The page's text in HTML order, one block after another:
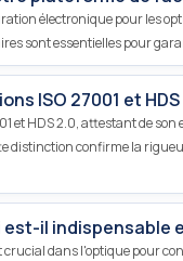
électronique pour les
sont essentielles pour
ISO 27001 et HDS
et HDS 2.0, attestant de
distinction confirme la
est-il indispensable
dans l'optique pour